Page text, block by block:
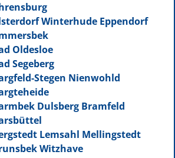
Winterhude Eppendorf
Oldesloe
Segeberg
Stegen Nienwohld
Dulsberg Bramfeld
Lemsahl Mellingstedt
Witzhave